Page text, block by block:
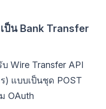
ป็น Bank Transfer
Wire Transfer API
) แบบเป็นชุด POST
OAuth